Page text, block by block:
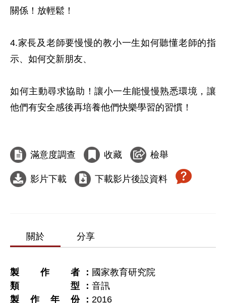
關係！放輕鬆！
4.家長及老師要慢慢的教小一生如何聽懂老師的指
示、如何交新朋友、
如何主動尋求協助！讓小一生能慢慢熟悉環境，讓
他們有安全感後再培養他們快樂學習的習慣！
滿意度調查 收藏 檢舉
影片下載 下載影片後設資料
關於 分享
製作者
國家教育研究院
類型
音訊
製作年份
2016